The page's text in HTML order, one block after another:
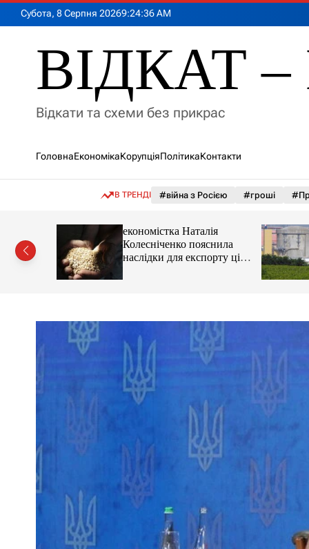
Субота, 8 Серпня 20269:24:37AM
ВІДКАТ –
Відкати та схеми без прикрас
ГоловнаЕкономікаКорупціяПолітикаКонтакти
В ТРЕНДІ #війна з Росією #гроші
економістка Наталія
Колесніченко пояснила
наслідки для експорту цін і